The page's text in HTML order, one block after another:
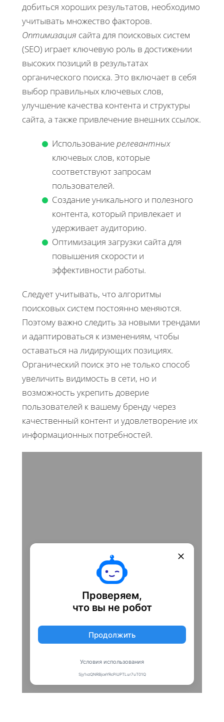
добиться хороших результатов, необходимо
учитывать множество факторов.
Оптимизация сайта для поисковых систем
(SEO) играет ключевую роль в достижении
высоких позиций в результатах
органического поиска. Это включает в себя
выбор правильных ключевых слов,
улучшение качества контента и структуры
сайта, а также привлечение внешних ссылок.
Использованиерелевантных
ключевых слов, которые
соответствуют запросам
пользователей.
Создание уникального и полезного
контента, который привлекает и
удерживает аудиторию.
Оптимизация загрузки сайта для
повышения скорости и
эффективности работы.
Следует учитывать, что алгоритмы
поисковых систем постоянно меняются.
Поэтому важно следить за новыми трендами
и адаптироваться к изменениям, чтобы
оставаться на лидирующих позициях.
Органический поиск это не только способ
увеличить видимость в сети, но и
возможность укрепить доверие
пользователей к вашему бренду через
качественный контент и удовлетворение их
информационных потребностей.